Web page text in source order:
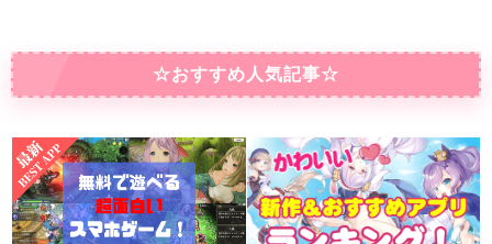
☆おすすめ人気記事☆